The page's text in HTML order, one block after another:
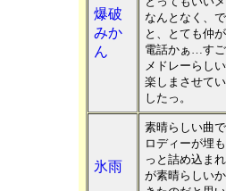
爆破
みか
ん
なんとなく、
と、とても仲
電話かぁ…す
メドレーらし
楽しまさせて
したっ。
氷雨
素晴らしい曲
ロディーが埋
っと詰め込ま
が素晴らしい